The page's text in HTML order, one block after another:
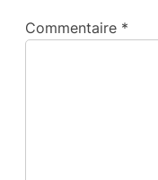
Commentaire *